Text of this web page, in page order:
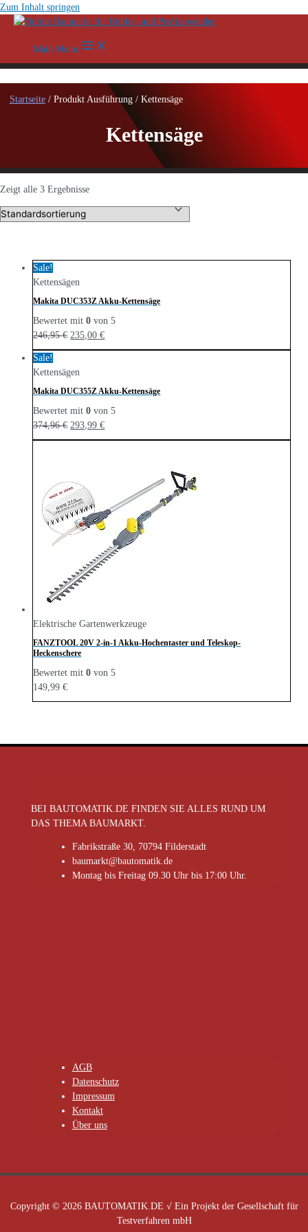
Zum Inhalt springen
Main Menu
Startseite/ Produkt Ausführung / Kettensäge
Kettensäge
Zeigt alle 3 Ergebnisse
Sale!
Kettensägen
Makita DUC353Z Akku-Kettensäge
Bewertet mit0 von 5
246,95€ 235,00€
Sale!
Kettensägen
Makita DUC355Z Akku-Kettensäge
Bewertet mit0 von 5
374,96€ 293,99€
Elektrische Gartenwerkzeuge
FANZTOOL 20V 2-in-1 Akku-Hochentaster und Teleskop-
Heckenschere
Bewertet mit0 von 5
149,99€
BEI BAUTOMATIK.DE FINDEN SIE ALLES RUND UM
DAS THEMA BAUMARKT.
Fabrikstraße 30, 70794 Filderstadt
baumarkt@bautomatik.de
Montag bis Freitag 09.30 Uhr bis 17:00 Uhr.
AGB
Datenschutz
Impressum
Kontakt
Über uns
Copyright © 2026 BAUTOMATIK.DE √ Ein Projekt der Gesellschaft für
Testverfahren mbH